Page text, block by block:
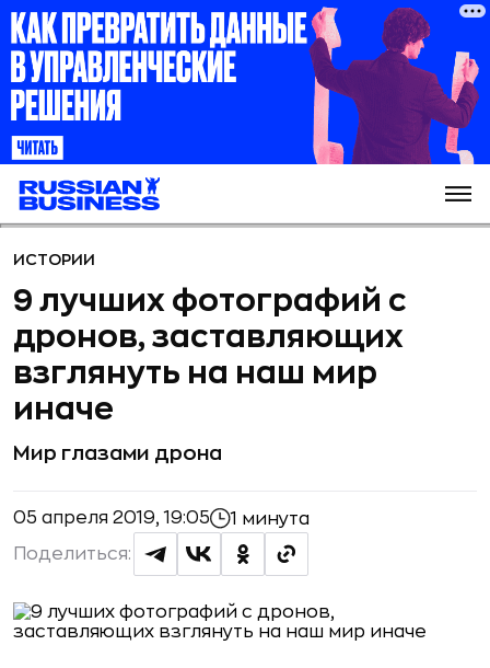
ИСТОРИИ
9 лучших фотографий с
дронов, заставляющих
взглянуть на наш мир
иначе
Мир глазами дрона
05 апреля 2019, 19:05 1 минута
Поделиться: